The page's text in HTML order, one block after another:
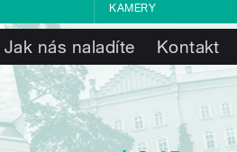
KAMERY
Jak nás naladíte Kontakt